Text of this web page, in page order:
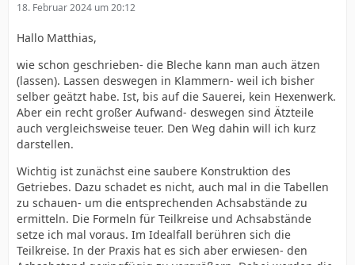
18. Februar 2024 um 20:12
Hallo Matthias,
wie schon geschrieben- die Bleche kann man auch ätzen
(lassen). Lassen deswegen in Klammern- weil ich bisher
selber geätzt habe. Ist, bis auf die Sauerei, kein Hexenwerk.
Aber ein recht großer Aufwand- deswegen sind Ätzteile
auch vergleichsweise teuer. Den Weg dahin will ich kurz
darstellen.
Wichtig ist zunächst eine saubere Konstruktion des
Getriebes. Dazu schadet es nicht, auch mal in die Tabellen
zu schauen- um die entsprechenden Achsabstände zu
ermitteln. Die Formeln für Teilkreise und Achsabstände
setze ich mal voraus. Im Idealfall berühren sich die
Teilkreise. In der Praxis hat es sich aber erwiesen- den